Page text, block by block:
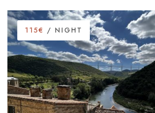
115€ / NIGHT